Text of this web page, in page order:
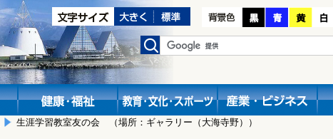
生涯学習教室友の会 （場所：ギャラリー（大海寺野））